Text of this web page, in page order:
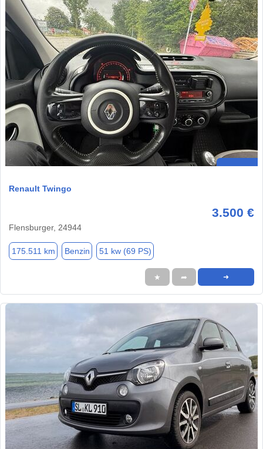
Renault Twingo
3.500 €
Flensburger, 24944
175.511 km Benzin 51 kw (69 PS)
★ ➦ ➜